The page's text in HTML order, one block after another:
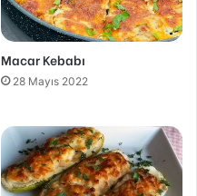
Macar Kebabı
28 Mayıs 2022